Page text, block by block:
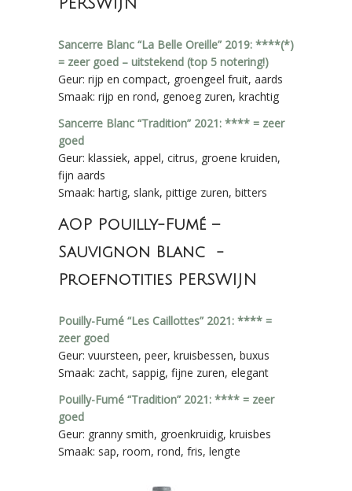
PERSWIJN
Sancerre Blanc “La Belle Oreille” 2019: ****(*)
= zeer goed – uitstekend (top 5 notering!)
Geur: rijp en compact, groengeel fruit, aards
Smaak: rijp en rond, genoeg zuren, krachtig
Sancerre Blanc “Tradition” 2021: **** = zeer
goed
Geur: klassiek, appel, citrus, groene kruiden,
fijn aards
Smaak: hartig, slank, pittige zuren, bitters
AOP Pouilly-Fumé –
Sauvignon Blanc -
Proefnotities PERSWIJN
Pouilly-Fumé “Les Caillottes” 2021: **** =
zeer goed
Geur: vuursteen, peer, kruisbessen, buxus
Smaak: zacht, sappig, fijne zuren, elegant
Pouilly-Fumé “Tradition” 2021: **** = zeer
goed
Geur: granny smith, groenkruidig, kruisbes
Smaak: sap, room, rond, fris, lengte